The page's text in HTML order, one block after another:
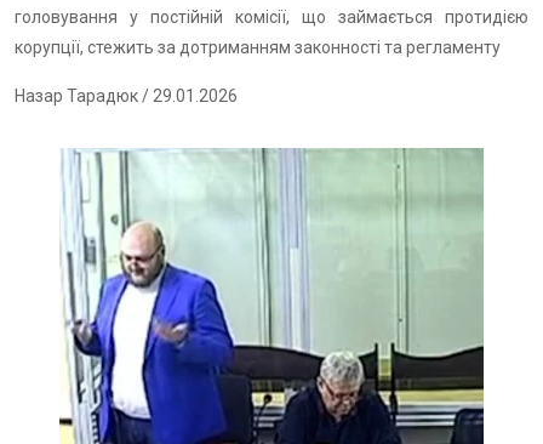
головування у постійній комісії, що займається протидією
корупції, стежить за дотриманням законності та регламенту
Назар Тарадюк/ 29.01.2026